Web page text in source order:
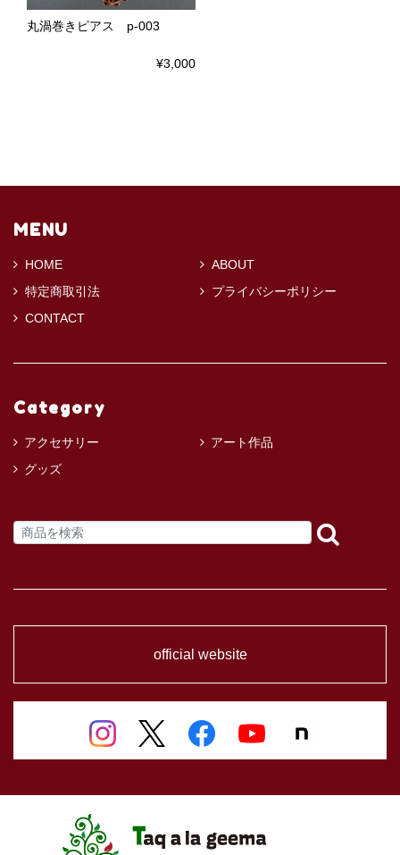
丸渦巻きピアス p-003
¥3,000
MENU
HOME
ABOUT
特定商取引法
プライバシーポリシー
CONTACT
Category
アクセサリー
アート作品
グッズ
official website